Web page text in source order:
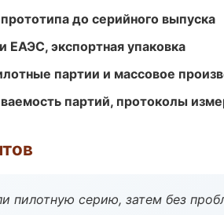
до серийного выпуска
ЕАЭС, экспортная упаковка
партии и массовое
партий, протоколы
пилотную серию, затем без